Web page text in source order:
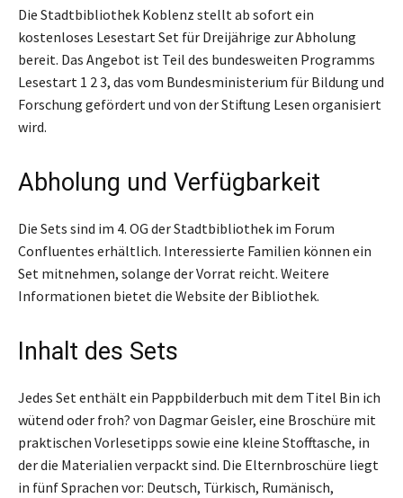
Die Stadtbibliothek Koblenz stellt ab sofort ein
kostenloses Lesestart Set für Dreijährige zur Abholung
bereit. Das Angebot ist Teil des bundesweiten Programms
Lesestart 1 2 3, das vom Bundesministerium für Bildung und
Forschung gefördert und von der Stiftung Lesen organisiert
wird.
Abholung und Verfügbarkeit
Die Sets sind im 4. OG der Stadtbibliothek im Forum
Confluentes erhältlich. Interessierte Familien können ein
Set mitnehmen, solange der Vorrat reicht. Weitere
Informationen bietet die Website der Bibliothek.
Inhalt des Sets
Jedes Set enthält ein Pappbilderbuch mit dem Titel Bin ich
wütend oder froh? von Dagmar Geisler, eine Broschüre mit
praktischen Vorlesetipps sowie eine kleine Stofftasche, in
der die Materialien verpackt sind. Die Elternbroschüre liegt
in fünf Sprachen vor: Deutsch, Türkisch, Rumänisch,